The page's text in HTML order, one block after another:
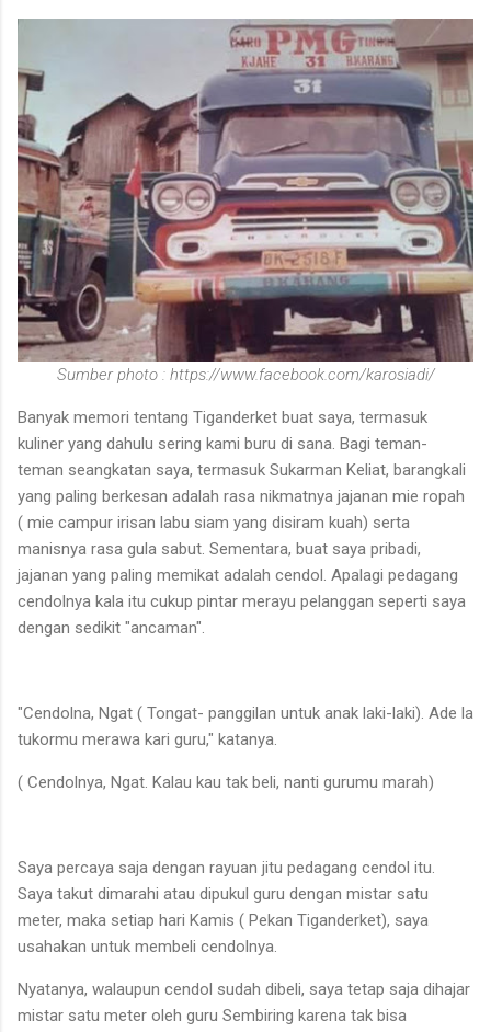
Sumber photo : https://www.facebook.com/karosiadi/
Banyak memori tentang Tiganderket buat saya, termasuk
kuliner yang dahulu sering kami buru di sana. Bagi teman-
teman seangkatan saya, termasuk Sukarman Keliat, barangkali
yang paling berkesan adalah rasa nikmatnya jajanan mie ropah
( mie campur irisan labu siam yang disiram kuah) serta
manisnya rasa gula sabut. Sementara, buat saya pribadi,
jajanan yang paling memikat adalah cendol. Apalagi pedagang
cendolnya kala itu cukup pintar merayu pelanggan seperti saya
dengan sedikit "ancaman".
"Cendolna, Ngat ( Tongat- panggilan untuk anak laki-laki). Ade la
tukormu merawa kari guru," katanya.
( Cendolnya, Ngat. Kalau kau tak beli, nanti gurumu marah)
Saya percaya saja dengan rayuan jitu pedagang cendol itu.
Saya takut dimarahi atau dipukul guru dengan mistar satu
meter, maka setiap hari Kamis ( Pekan Tiganderket), saya
usahakan untuk membeli cendolnya.
Nyatanya, walaupun cendol sudah dibeli, saya tetap saja dihajar
mistar satu meter oleh guru Sembiring karena tak bisa